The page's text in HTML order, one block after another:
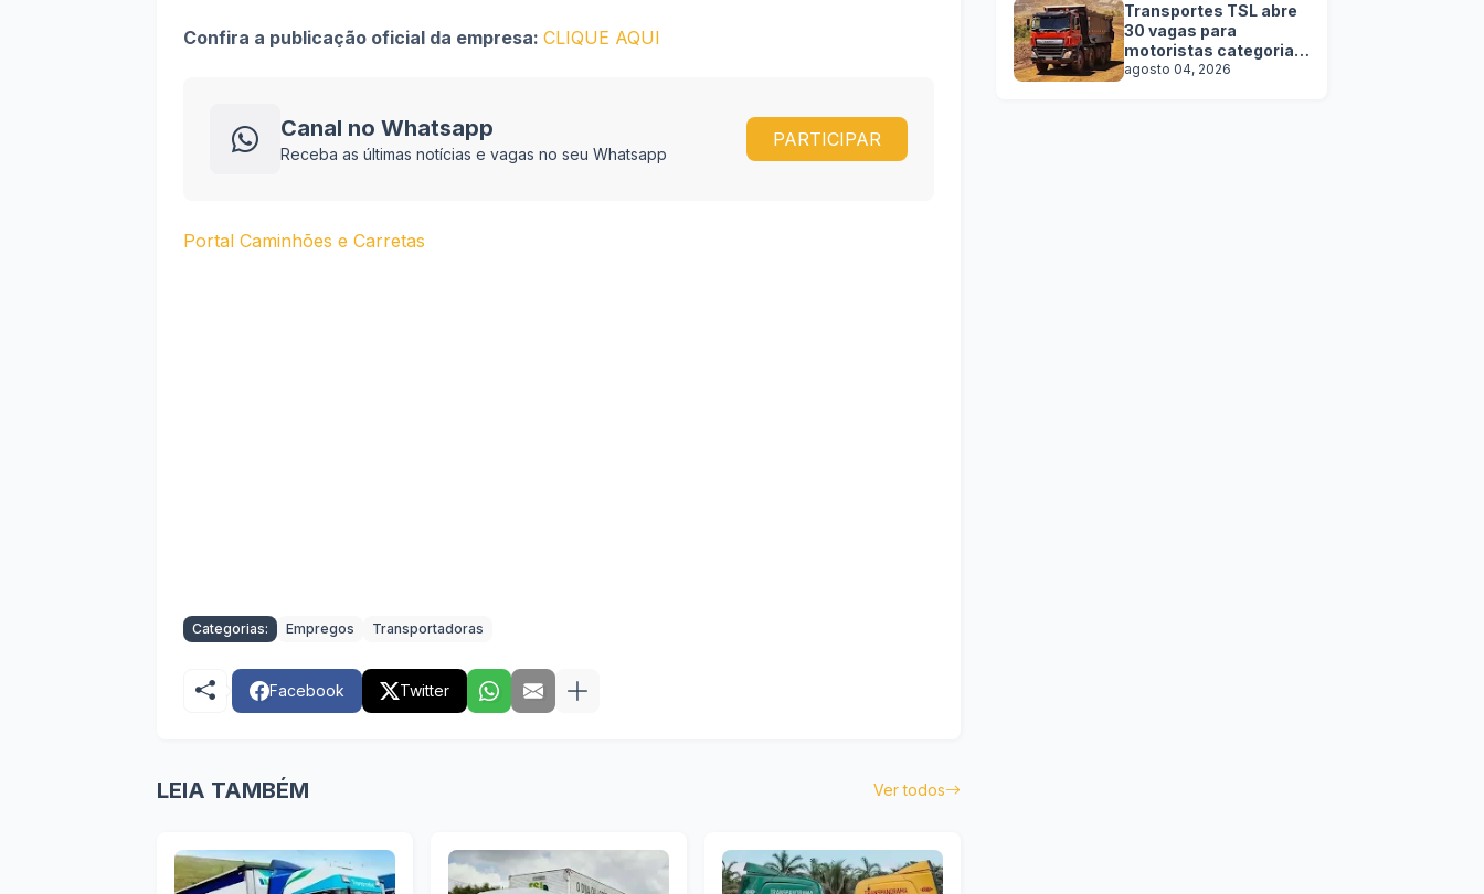
Confira a publicação oficial da empresa: CLIQUE AQUI
Canal no Whatsapp
Receba as últimas notícias e vagas no seu Whatsapp
PARTICIPAR
Portal Caminhões e Carretas
Categorias: Empregos Transportadoras
Facebook Twitter
LEIA TAMBÉM Ver todos
Transportes TSL abre
30 vagas para
motoristas categoria D
e E
agosto 04, 2026